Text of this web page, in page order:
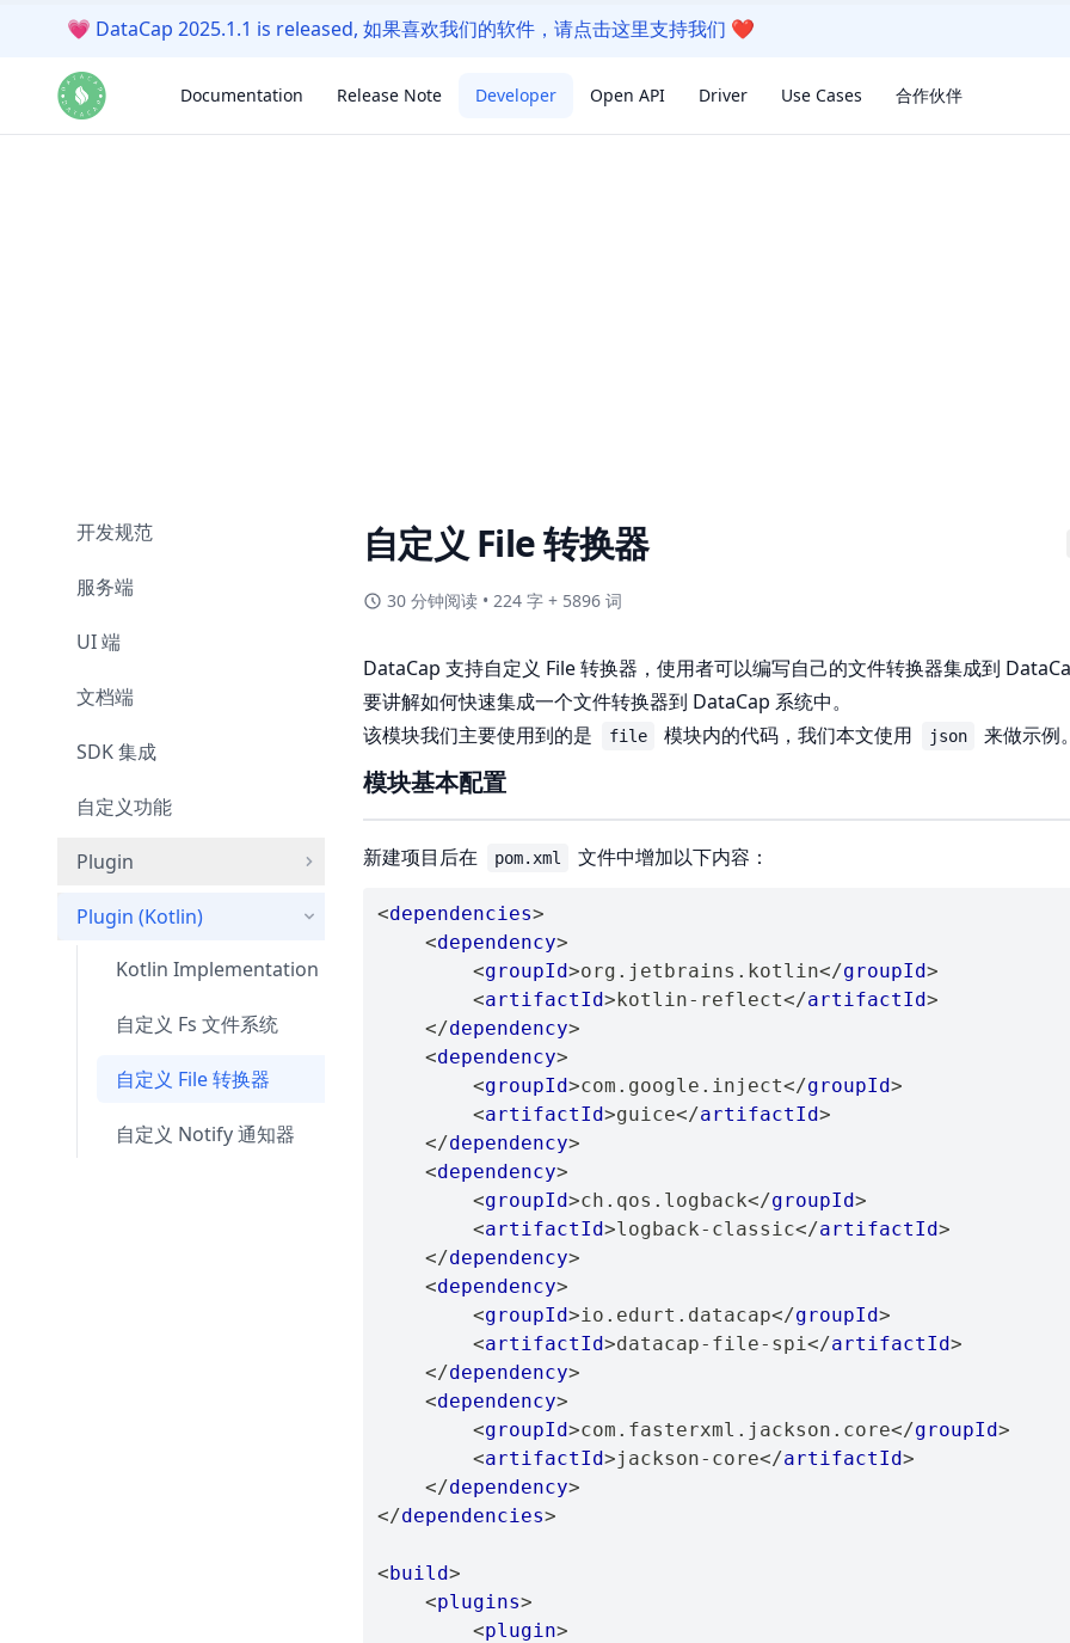
💗 DataCap 2025.1.1 is released, 如果喜欢我们的软件，请点击这里支持我们 ❤️
Documentation Release Note Developer Open API Driver Use Cases 合作伙伴
开发规范
服务端
UI 端
文档端
SDK 集成
自定义功能
Plugin
Java Implementation
Plugin (Kotlin)
Kotlin Implementation
自定义 Fs 文件系统
自定义 File 转换器
自定义 Notify 通知器
自定义 File 转换器
30 分钟阅读 • 224 字 + 5896 词
DataCap 支持自定义 File 转换器，使用者可以编写自己的文件转换器集成到
要讲解如何快速集成一个文件转换器到 DataCap 系统中。
该模块我们主要使用到的是
file 模块内的代码，我们本文使用 json 来做示例
模块基本配置
新建项目后在 pom.xml 文件中增加以下内容：
<dependencies>
<dependency>
<groupId>org.jetbrains.kotlin</groupId>
<artifactId>kotlin-reflect</artifactId>
</dependency>
<dependency>
<groupId>com.google.inject</groupId>
<artifactId>guice</artifactId>
</dependency>
<dependency>
<groupId>ch.qos.logback</groupId>
<artifactId>logback-classic</artifactId>
</dependency>
<dependency>
<groupId>io.edurt.datacap</groupId>
<artifactId>datacap-file-spi</artifactId>
</dependency>
<dependency>
<groupId>com.fasterxml.jackson.core</groupId>
<artifactId>jackson-core</artifactId>
</dependency>
</dependencies>
<build>
<plugins>
<plugin>